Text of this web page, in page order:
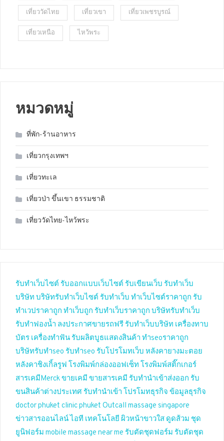
เที่ยววัดไทย เที่ยวเขา เที่ยวเพชรบูรณ์
เที่ยวเหนือ ไหว้พระ
หมวดหมู่
ที่พัก-ร้านอาหาร
เที่ยวกรุงเทพฯ
เที่ยวทะเล
เที่ยวป่า ขึ้นเขา ธรรมชาติ
เที่ยววัดไทย-ไหว้พระ
รับทำเว็บไซต์ รับออกแบบเว็บไซต์ รับเขียนเว็บ รับทำเว็บ
บริษัท บริษัทรับทำเว็บไซต์ รับทำเว็บ ทำเว็บไซต์ราคาถูก รับ
ทำเวปราคาถูก ทำเว็บถูก รับทำเว็บราคาถูก บริษัทรับทำเว็บ
รับทำฟองน้ำ ลงประกาศขายรถฟรี รับทำเว็บบริษัท เครื่องทาบ
บัตร เครื่องทำฟัน รับผลิตบูธแสดงสินค้า ทำseoราคาถูก
บริษัทรับทำseo รับทำseo รับโปรโมทเว็บ หลังคายางมะตอย
หลังคาชิงเกิ้ลรูฟ โรงพิมพ์กล่องออฟเซ็ท โรงพิมพ์สติ๊กเกอร์
สารเคมีMerckขายเคมี ขายสารเคมี รับทำนำเข้าส่งออก รับ
ขนสินค้าต่างประเทศ รับทำนำเข้า โปรโมทธุรกิจ ข้อมูลธุรกิจ
doctor phuket clinic phuket Outcall massage singapore
ข่าวสารออนไลน์ไอที เทคโนโลยี ผิวหน้าขาวใส ดูดส้วม ชุด
ยูนิฟอร์ม mobile massage near me รับตัดชุดฟอร์ม รับตัดชุด